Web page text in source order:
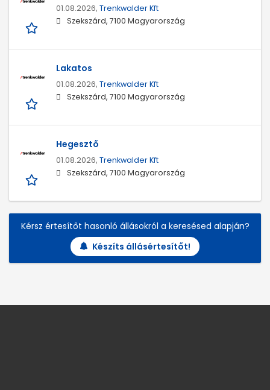
01.08.2026, Trenkwalder Kft
Szekszárd, 7100 Magyarország
Lakatos
01.08.2026, Trenkwalder Kft
Szekszárd, 7100 Magyarország
Hegesztő
01.08.2026, Trenkwalder Kft
Szekszárd, 7100 Magyarország
Kérsz értesítőt hasonló állásokról a keresésed alapján?
Készíts állásértesítőt!